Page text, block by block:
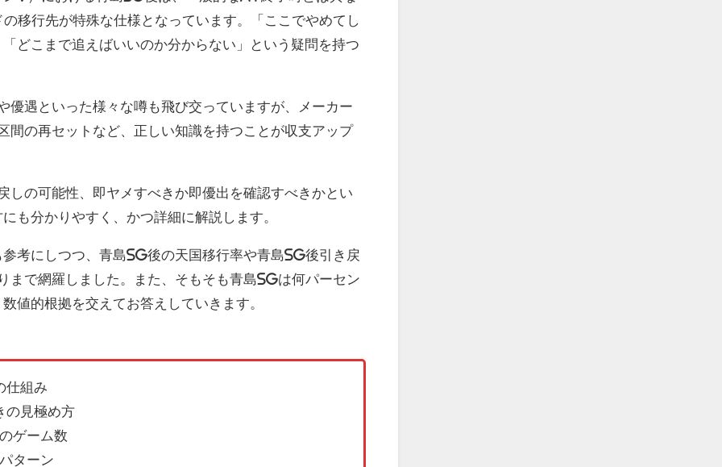
移行先が特殊な仕様となっています。「ここでやめてし
どこまで追えばいいのか分からない」という疑問を持つ
優遇といった様々な噂も飛び交っていますが、メーカー
間の再セットなど、正しい知識を持つことが収支アップ
しの可能性、即ヤメすべきか即優出を確認すべきかとい
も分かりやすく、かつ詳細に解説します。
考にしつつ、青島SG後の天国移行率や青島SG後引き戻
まで網羅しました。また、そもそも青島SGは何パーセン
値的根拠を交えてお答えしていきます。
仕組み
の見極め方
ゲーム数
ターン